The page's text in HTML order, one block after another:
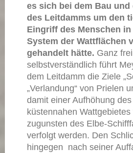
es sich bei dem Bau
des Leitdamms um den
Eingriff des Menschen
System der Wattflächen
gehandelt hätte. Ganz
selbstverständlich führt
dem Leitdamm die Ziele
„Verlandung“ von Prielen
damit einer Aufhöhung
küstennahen
zugunsten des Elbe-
verfolgt werden. Den
hingegen nach seiner